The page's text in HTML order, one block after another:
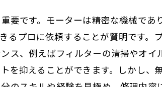
要です。モーターは精密な機械であ
るプロに依頼することが賢明です。
ス、例えばフィルターの清掃やオイ
を抑えることができます。しかし、